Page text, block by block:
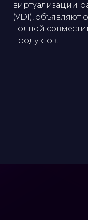
виртуализации
(VDI), объявляют
полной
продуктов.